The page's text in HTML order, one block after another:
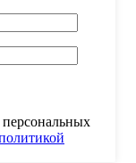
персональных